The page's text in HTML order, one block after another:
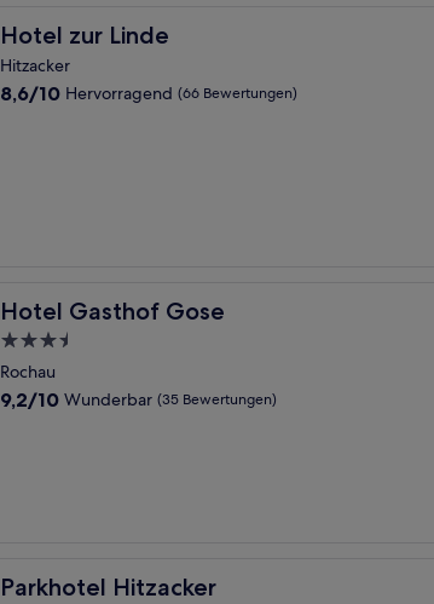
Hotel zur Linde
Hotel zur Linde
Hitzacker
8.6
8,6/10 Hervorragend (66 Bewertungen)
Hotel Gasthof Gose
Hotel Gasthof Gose
3.5-
Sterne-
Unterkunft
Rochau
9.2
9,2/10 Wunderbar (35 Bewertungen)
Parkhotel Hitzacker
Parkhotel Hitzacker